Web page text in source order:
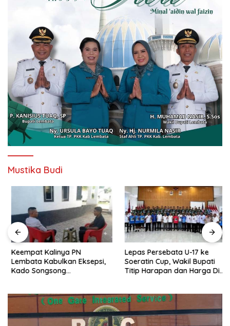
Mustika Budi
Keempat Kalinya PN
Lembata Kabulkan Eksepsi,
Kado Songsong
Lepas Persebata U-17 ke
Soeratin Cup, Wakil Bupati
Titip Harapan dan Harga Diri